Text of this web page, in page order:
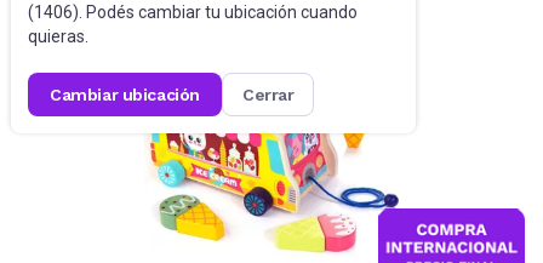
(1406). Podés cambiar tu ubicación cuando
quieras.
cambiar ubicación cerrar